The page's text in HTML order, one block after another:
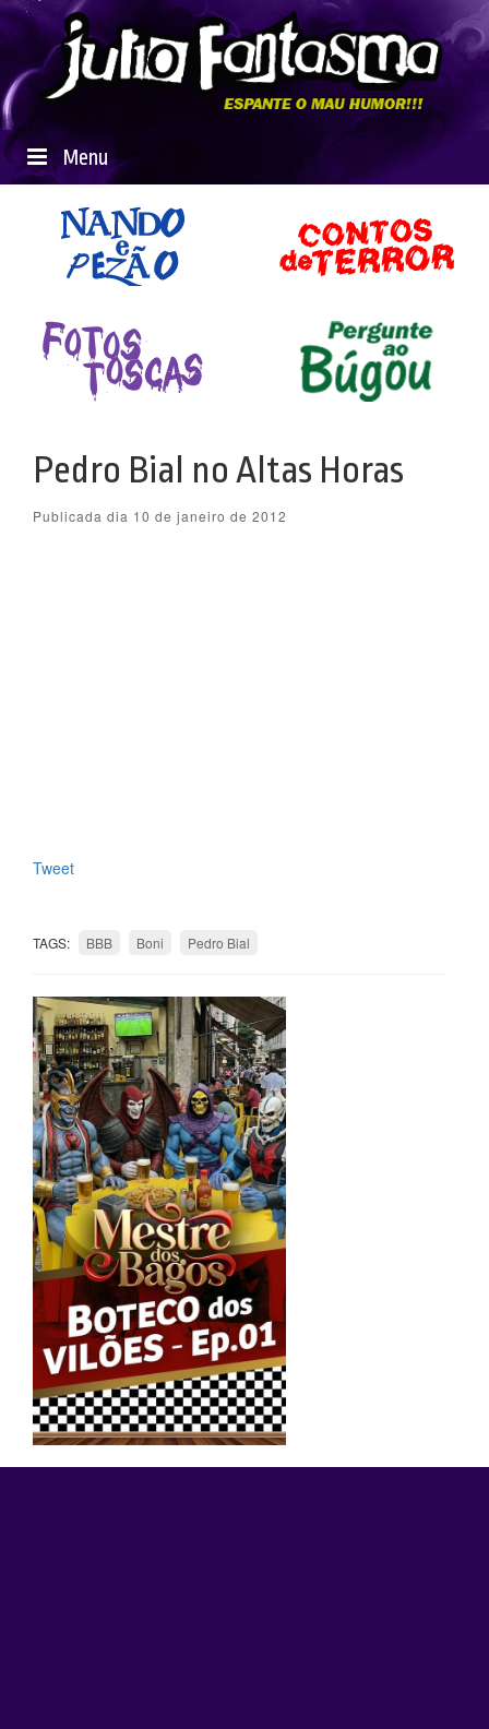
Menu
Pedro Bial no Altas Horas
Publicada dia 10 de janeiro de 2012
Tweet
TAGS: BBB Boni Pedro Bial